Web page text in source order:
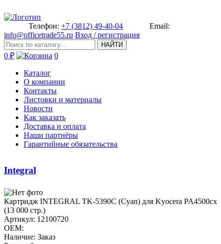
Телефон: +7 (3812) 49-40-04
Email:
info@officetrade55.ru Вход / регистрация
НАЙТИ
0 ₽ 0
Каталог
О компании
Контакты
Листовки и материалы
Новости
Как заказать
Доставка и оплата
Наши партнёры
Гарантийные обязательства
Integral
Картридж­ INTEGRAL TK-5390C (Cyan) для ­Kyocera PA4500cx
(13 000 стр.)­
Артикул: 12100720
OEM:
Наличие: Заказ